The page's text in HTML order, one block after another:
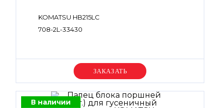
KOMATSU HB215LC
708-2L-33430
Уточняйте цену
В наличии